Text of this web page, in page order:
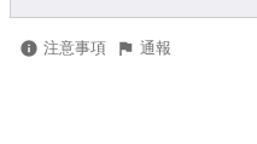
注意事項 通報